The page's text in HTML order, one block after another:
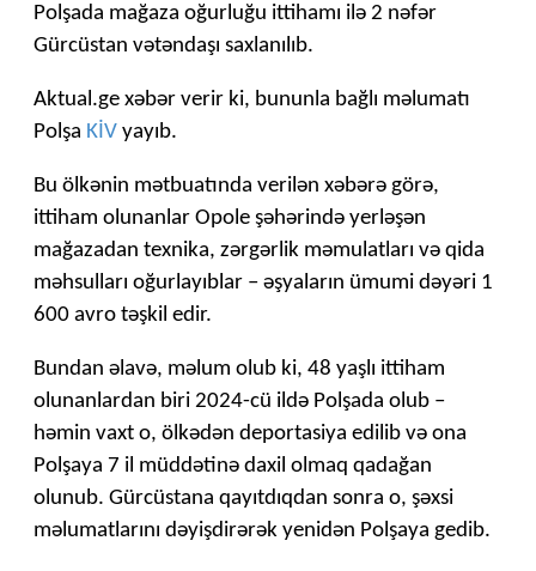
Polşada mağaza oğurluğu ittihamı ilə 2 nəfər
Gürcüstan vətəndaşı saxlanılıb.
Aktual.ge xəbər verir ki, bununla bağlı məlumatı
Polşa KİV yayıb.
Bu ölkənin mətbuatında verilən xəbərə görə,
ittiham olunanlar Opole şəhərində yerləşən
mağazadan texnika, zərgərlik məmulatları və qida
məhsulları oğurlayıblar – əşyaların ümumi dəyəri 1
600 avro təşkil edir.
Bundan əlavə, məlum olub ki, 48 yaşlı ittiham
olunanlardan biri 2024-cü ildə Polşada olub –
həmin vaxt o, ölkədən deportasiya edilib və ona
Polşaya 7 il müddətinə daxil olmaq qadağan
olunub. Gürcüstana qayıtdıqdan sonra o, şəxsi
məlumatlarını dəyişdirərək yenidən Polşaya gedib.